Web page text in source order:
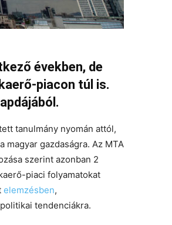
években, de
piacon túl is.
tanulmány nyomán attól,
gazdaságra. Az MTA
szerint azonban 2
piaci folyamatokat
elemzésben,
tendenciákra.